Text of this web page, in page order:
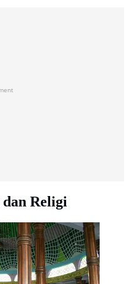
Religi